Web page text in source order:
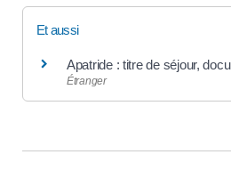
Et aussi
Apatride : titre de séjour,
Étranger